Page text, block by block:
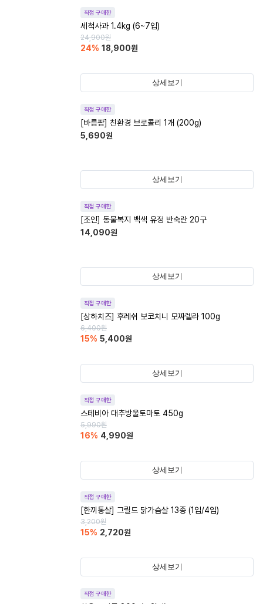
직접 구매한
세척사과 1.4kg (6~7입)
24,900원
24% 18,900원
상세보기
직접 구매한
[바름팜] 친환경 브로콜리 1개 (200g)
5,690원
상세보기
직접 구매한
[조인] 동물복지 백색 유정 반숙란 20구
14,090원
상세보기
직접 구매한
[상하치즈] 후레쉬 보코치니 모짜렐라 100g
6,400원
15% 5,400원
상세보기
직접 구매한
스테비아 대추방울토마토 450g
5,990원
16% 4,990원
상세보기
직접 구매한
[한끼통살] 그릴드 닭가슴살 13종 (1입/4입)
3,200원
15% 2,720원
상세보기
직접 구매한